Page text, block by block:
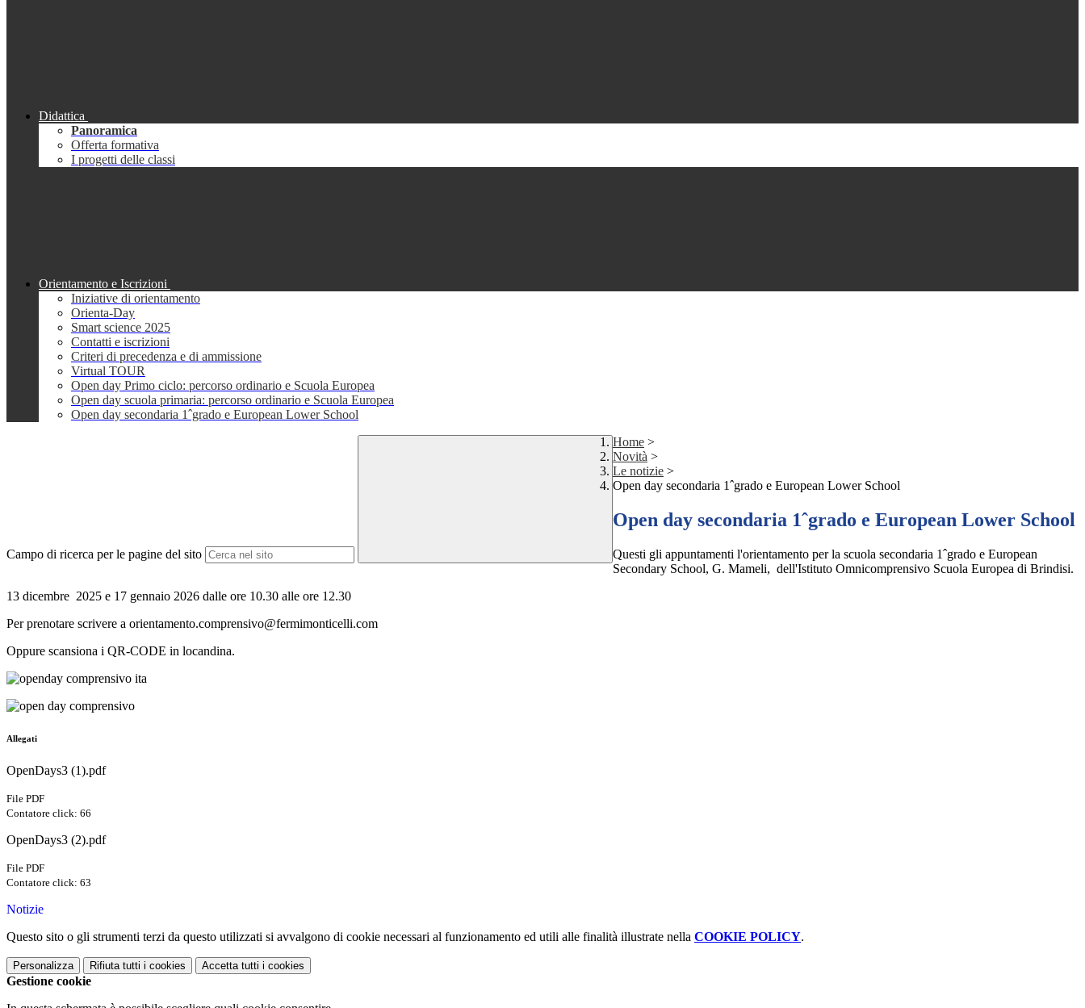
Didattica
Panoramica
Offerta formativa
I progetti delle classi
Orientamento e Iscrizioni
Iniziative di orientamento
Orienta-Day
Smart science 2025
Contatti e iscrizioni
Criteri di precedenza e di ammissione
Virtual TOUR
Open day Primo ciclo: percorso ordinario e Scuola Europea
Open day scuola primaria: percorso ordinario e Scuola Europea
Open day secondaria 1ˆgrado e European Lower School
Campo di ricerca per le pagine del sito
Home >
Novità >
Le notizie >
Open day secondaria 1ˆgrado e European Lower School
Open day secondaria 1ˆgrado e European Lower School
Questi gli appuntamenti l'orientamento per la scuola secondaria 1ˆgrado e European
Secondary School, G. Mameli, dell'Istituto Omnicomprensivo Scuola Europea di Brindisi.
13 dicembre 2025 e 17 gennaio 2026 dalle ore 10.30 alle ore 12.30
Per prenotare scrivere a orientamento.comprensivo@fermimonticelli.com
Oppure scansiona i QR-CODE in locandina.
Allegati
OpenDays3 (1).pdf
File PDF
Contatore click: 66
OpenDays3 (2).pdf
File PDF
Contatore click: 63
Notizie
Questo sito o gli strumenti terzi da questo utilizzati si avvalgono di cookie necessari al funzionamento ed utili alle finalità illustrate nella COOKIE POLICY.
Personalizza Rifiuta tutti i cookies Accetta tutti i cookies
Gestione cookie